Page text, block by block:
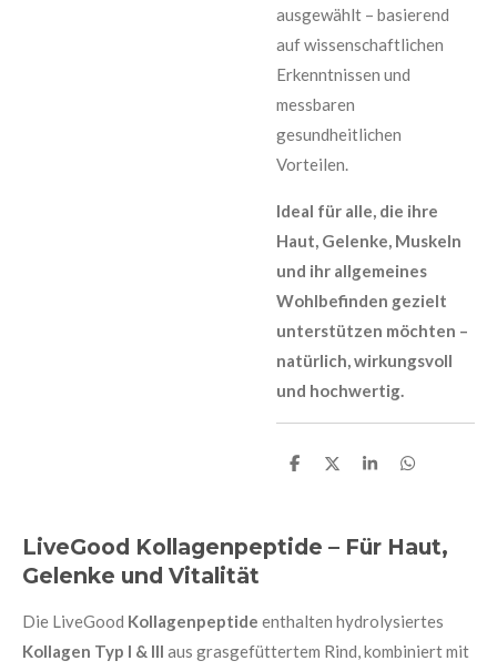
ausgewählt – basierend
auf wissenschaftlichen
Erkenntnissen und
messbaren
gesundheitlichen
Vorteilen.
Ideal für alle, die ihre
Haut, Gelenke, Muskeln
und ihr allgemeines
Wohlbefinden gezielt
unterstützen möchten –
natürlich, wirkungsvoll
und hochwertig.
T
n
T
n
T
e
n
T
n
LiveGood Kollagenpeptide – Für Haut,
Gelenke und Vitalität
Die LiveGood Kollagenpeptide enthalten hydrolysiertes
Kollagen Typ I & III aus grasgefüttertem Rind, kombiniert mit